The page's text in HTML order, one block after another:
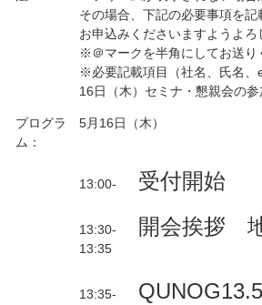
その場合、下記の必要事項を
お申込みくださいますようよろ
※＠マークを半角にしてお送り
※必要記載項目（社名、氏名、
16日（木）セミナ・懇親会の
プログラ
ム：
5月16日（木）
13:00- 受付開始
13:30-
13:35
開会挨拶
13:35-